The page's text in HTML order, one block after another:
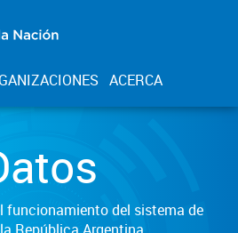
ACERCA
funcionamiento del sistema de